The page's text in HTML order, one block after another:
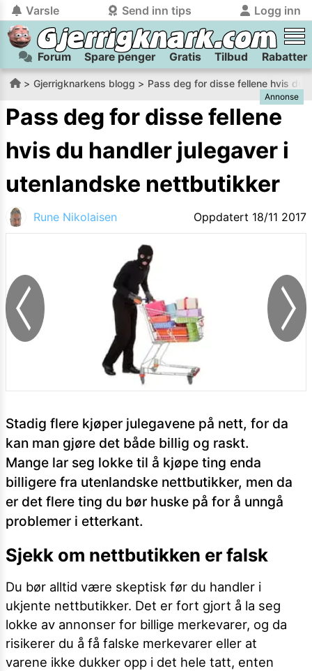
Varsle Send inn tips Logg inn
tilbake
Logg inn på Gjerrigknark.com:
Du kan logge inn / registrere bruker helt gratis på
gjerrigknark.com ved å benytte Vipps-innlogging.
Logg inn med Vipps
tilbake
Send inn tips:
Har du et tips til meg? Jeg premierer de beste tipsene med
flaxlodd!
Kamera
Velg bilde
Send inn
kontaktdetaljer i neste steg.
Forum Spare penger Gratis Tilbud Rabatter
Gjerrigknarkens blogg Pass deg for disse fellene hvis du
Annonse
Pass deg for disse fellene
hvis du handler julegaver i
utenlandske nettbutikker
Rune Nikolaisen Oppdatert 18/11 2017
Stadig flere kjøper julegavene på nett, for da
kan man gjøre det både billig og raskt.
Mange lar seg lokke til å kjøpe ting enda
billigere fra utenlandske nettbutikker, men da
er det flere ting du bør huske på for å unngå
problemer i etterkant.
Sjekk om nettbutikken er falsk
Du bør alltid være skeptisk før du handler i
ukjente nettbutikker. Det er fort gjort å la seg
lokke av annonser for billige merkevarer, og da
risikerer du å få falske merkevarer eller at
varene ikke dukker opp i det hele tatt, enten